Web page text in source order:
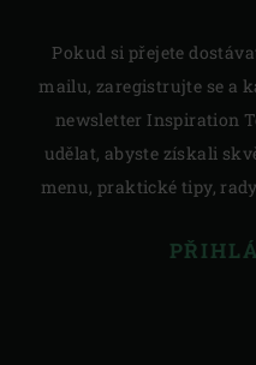
Pokud si přejete
mailu, zaregistrujte se a
newsletter Inspiration
udělat, abyste získali
menu, praktické tipy,